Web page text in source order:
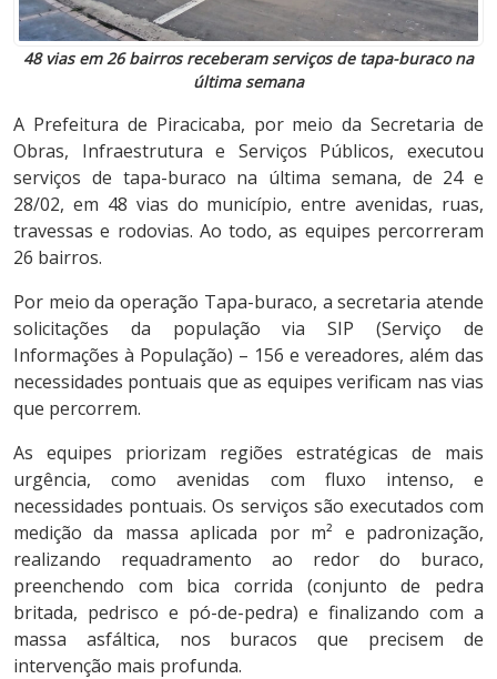
48 vias em 26 bairros receberam serviços de tapa-buraco na
última semana
A Prefeitura de Piracicaba, por meio da Secretaria de
Obras, Infraestrutura e Serviços Públicos, executou
serviços de tapa-buraco na última semana, de 24 e
28/02, em 48 vias do município, entre avenidas, ruas,
travessas e rodovias. Ao todo, as equipes percorreram
26 bairros.
Por meio da operação Tapa-buraco, a secretaria atende
solicitações da população via SIP (Serviço de
Informações à População) – 156 e vereadores, além das
necessidades pontuais que as equipes verificam nas vias
que percorrem.
As equipes priorizam regiões estratégicas de mais
urgência, como avenidas com fluxo intenso, e
necessidades pontuais. Os serviços são executados com
medição da massa aplicada por m² e padronização,
realizando requadramento ao redor do buraco,
preenchendo com bica corrida (conjunto de pedra
britada, pedrisco e pó-de-pedra) e finalizando com a
massa asfáltica, nos buracos que precisem de
intervenção mais profunda.